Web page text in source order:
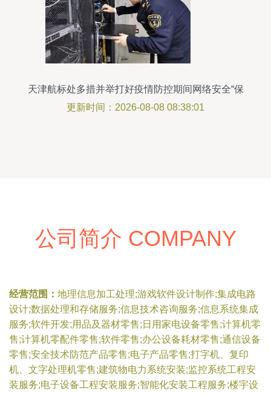
天津航标处多措并举打好疫情防控期间网络安全“保
卫战”
更新时间：2026-08-08 08:38:01
公司简介 COMPANY
经营范围： 地理信息加工处理;游戏软件设计制作;集成电路
设计;数据处理和存储服务;信息技术咨询服务;信息系统集成
服务;软件开发;用品及器材零售;日用家电设备零售;计算机零
售;计算机零配件零售;软件零售;办公设备耗材零售;通信设备
零售;安全技术防范产品零售;电子产品零售;打字机、复印
机、文字处理机零售;建筑物电力系统安装;监控系统工程安
装服务;电子设备工程安装服务;智能化安装工程服务;楼宇设